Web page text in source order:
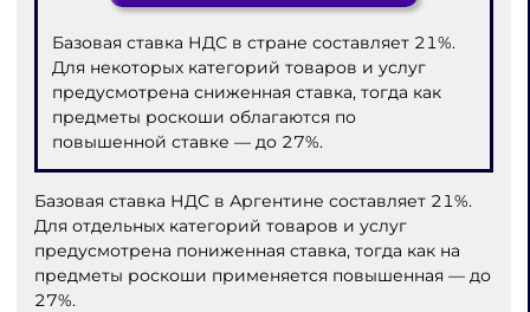
Базовая ставка НДС в стране составляет 21%.
Для некоторых категорий товаров и услуг
предусмотрена сниженная ставка, тогда как
предметы роскоши облагаются по
повышенной ставке — до 27%.
Базовая ставка НДС в Аргентине составляет 21%.
Для отдельных категорий товаров и услуг
предусмотрена пониженная ставка, тогда как на
предметы роскоши применяется повышенная — до
27%.